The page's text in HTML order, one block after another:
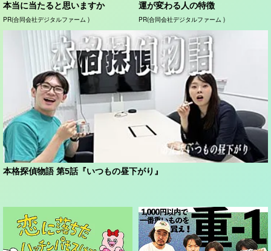
本当に当たると思いますか
PR(合同会社デジタルファーム )
運が変わる人の特徴
PR(合同会社デジタルファーム )
本格探偵物語 第5話『いつもの昼下がり』